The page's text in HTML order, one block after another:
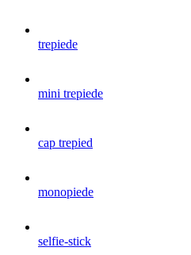
trepiede
mini trepiede
cap trepied
monopiede
selfie-stick